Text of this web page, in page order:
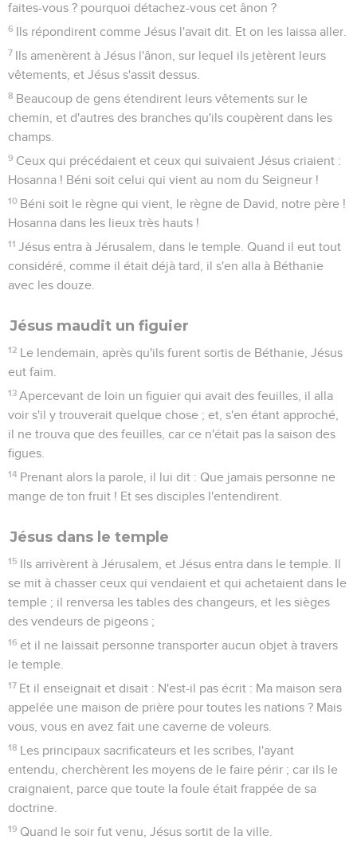
faites-vous ? pourquoi détachez-vous cet ânon ?
6 Ils répondirent comme Jésus l'avait dit. Et on les laissa aller.
7 Ils amenèrent à Jésus l'ânon, sur lequel ils jetèrent leurs
vêtements, et Jésus s'assit dessus.
8 Beaucoup de gens étendirent leurs vêtements sur le
chemin, et d'autres des branches qu'ils coupèrent dans les
champs.
9 Ceux qui précédaient et ceux qui suivaient Jésus criaient :
Hosanna ! Béni soit celui qui vient au nom du Seigneur !
10 Béni soit le règne qui vient, le règne de David, notre père !
Hosanna dans les lieux très hauts !
11 Jésus entra à Jérusalem, dans le temple. Quand il eut tout
considéré, comme il était déjà tard, il s'en alla à Béthanie
avec les douze.
Jésus maudit un figuier
12 Le lendemain, après qu'ils furent sortis de Béthanie, Jésus
eut faim.
13 Apercevant de loin un figuier qui avait des feuilles, il alla
voir s'il y trouverait quelque chose ; et, s'en étant approché,
il ne trouva que des feuilles, car ce n'était pas la saison des
figues.
14 Prenant alors la parole, il lui dit : Que jamais personne ne
mange de ton fruit ! Et ses disciples l'entendirent.
Jésus dans le temple
15 Ils arrivèrent à Jérusalem, et Jésus entra dans le temple. Il
se mit à chasser ceux qui vendaient et qui achetaient dans le
temple ; il renversa les tables des changeurs, et les sièges
des vendeurs de pigeons ;
16 et il ne laissait personne transporter aucun objet à travers
le temple.
17 Et il enseignait et disait : N'est-il pas écrit : Ma maison sera
appelée une maison de prière pour toutes les nations ? Mais
vous, vous en avez fait une caverne de voleurs.
18 Les principaux sacrificateurs et les scribes, l'ayant
entendu, cherchèrent les moyens de le faire périr ; car ils le
craignaient, parce que toute la foule était frappée de sa
doctrine.
19 Quand le soir fut venu, Jésus sortit de la ville.